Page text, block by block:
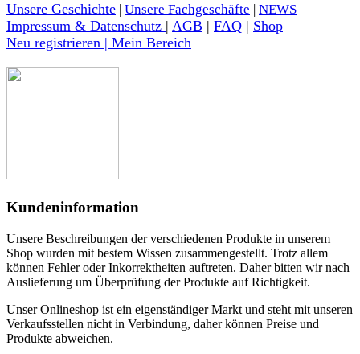
Unsere Geschichte Unsere Fachgeschäfte NEWS
Impressum & Datenschutz | AGB | FAQ | Shop
Neu registrieren | Mein Bereich
Kundeninformation
Unsere Beschreibungen der verschiedenen Produkte in unserem
Shop wurden mit bestem Wissen zusammengestellt. Trotz allem
können Fehler oder Inkorrektheiten auftreten. Daher bitten wir nach
Auslieferung um Überprüfung der Produkte auf Richtigkeit.
Unser Onlineshop ist ein eigenständiger Markt und steht mit unseren
Verkaufsstellen nicht in Verbindung, daher können Preise und
Produkte abweichen.